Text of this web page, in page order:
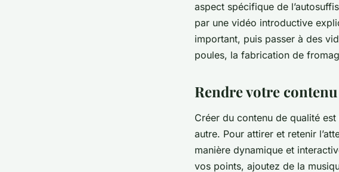
aspect spécifique de
par une vidéo introductive
important, puis passer à des
poules, la fabrication de
Rendre votre
Créer du contenu de qualité
autre. Pour attirer et retenir
manière dynamique et
vos points, ajoutez de la